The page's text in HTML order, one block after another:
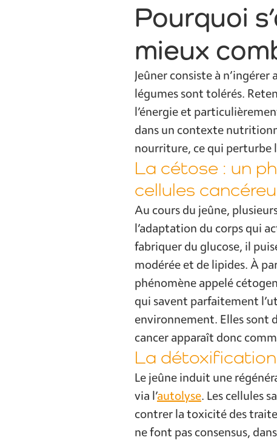
Pourquoi
mieux
Jeûner consiste à
légumes sont tolérés.
l’énergie et
dans un contexte
nourriture, ce qui perturbe
La cétose : un
cellules
Au cours du jeûne,
l’adaptation du corps qui
fabriquer du glucose, il
modérée et de lipides. À
phénomène appelé
qui savent parfaitement
environnement. Elles sont
cancer apparaît donc
La
Le jeûne induit une
via l’autolyse. Les cellules
contrer la toxicité des
ne font pas consensus,